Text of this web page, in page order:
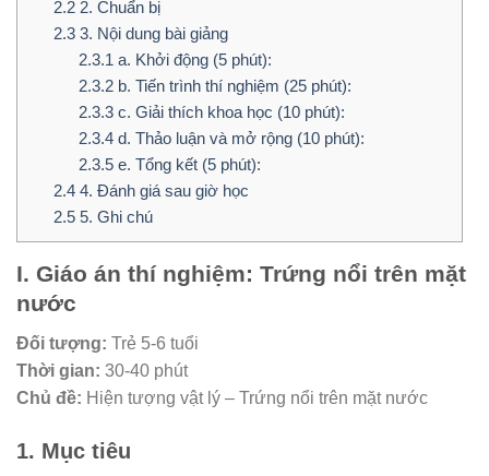
2.22. Chuẩn bị
2.33. Nội dung bài giảng
2.3.1 a. Khởi động (5 phút):
2.3.2b. Tiến trình thí nghiệm (25 phút):
2.3.3c. Giải thích khoa học (10 phút):
2.3.4d. Thảo luận và mở rộng (10 phút):
2.3.5e. Tổng kết (5 phút):
2.44. Đánh giá sau giờ học
2.55. Ghi chú
I. Giáo án thí nghiệm: Trứng nổi trên mặt
nước
Đối tượng: Trẻ 5-6 tuổi
Thời gian: 30-40 phút
Chủ đề: Hiện tượng vật lý – Trứng nổi trên mặt nước
1. Mục tiêu